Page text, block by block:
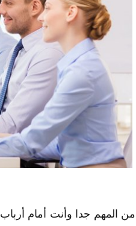
من المهم جدا وأنت أمام